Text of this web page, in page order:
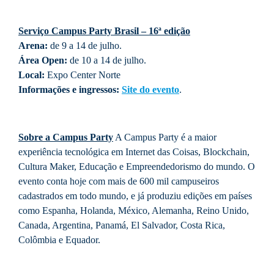
Serviço Campus Party Brasil – 16ª edição
Arena: de 9 a 14 de julho.
Área Open: de 10 a 14 de julho.
Local: Expo Center Norte
Informações e ingressos: Site do evento.
Sobre a Campus Party A Campus Party é a maior
experiência tecnológica em Internet das Coisas, Blockchain,
Cultura Maker, Educação e Empreendedorismo do mundo. O
evento conta hoje com mais de 600 mil campuseiros
cadastrados em todo mundo, e já produziu edições em países
como Espanha, Holanda, México, Alemanha, Reino Unido,
Canada, Argentina, Panamá, El Salvador, Costa Rica,
Colômbia e Equador.